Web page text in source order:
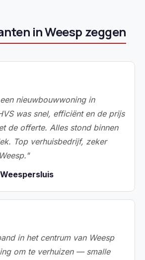
in Weesp zeggen
nieuwbouwwoning in
was snel, efficiënt en de prijs
de offerte. Alles stond binnen
Top verhuisbedrijf, zeker
in het centrum van Weesp
om te verhuizen — smalle